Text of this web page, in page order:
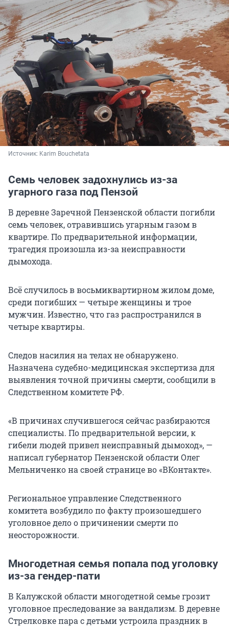
Источник: Karim Bouchetata
Семь человек задохнулись из-за
угарного газа под Пензой
В деревне Заречной Пензенской области погибли
семь человек, отравившись угарным газом в
квартире. По предварительной информации,
трагедия произошла из-за неисправности
дымохода.
Всё случилось в восьмиквартирном жилом доме,
среди погибших — четыре женщины и трое
мужчин. Известно, что газ распространился в
четыре квартиры.
Следов насилия на телах не обнаружено.
Назначена судебно-медицинская экспертиза для
выявления точной причины смерти, сообщили в
Следственном комитете РФ.
«В причинах случившегося сейчас разбираются
специалисты. По предварительной версии, к
гибели людей привел неисправный дымоход», —
написал губернатор Пензенской области Олег
Мельниченко на своей странице во «ВКонтакте».
Региональное управление Следственного
комитета возбудило по факту произошедшего
уголовное дело о причинении смерти по
неосторожности.
Многодетная семья попала под уголовку
из-за гендер-пати
В Калужской области многодетной семье грозит
уголовное преследование за вандализм. В деревне
Стрелковке пара с детьми устроила праздник в